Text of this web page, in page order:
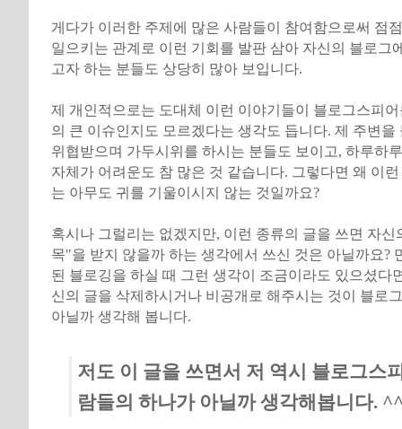
게다가 이러한 주제에 많은 사람들이 참여함으로써 점
일으키는 관계로 이런 기회를 발판 삼아 자신의 블로그
고자 하는 분들도 상당히 많아 보입니다.
제 개인적으로는 도대체 이런 이야기들이 블로그스피
의 큰 이슈인지도 모르겠다는 생각도 듭니다. 제 주변을
위협받으며 가두시위를 하시는 분들도 보이고, 하루하
자체가 어려운도 참 많은 것 같습니다. 그렇다면 왜 이
는 아무도 귀를 기울이시지 않는 것일까요?
혹시나 그럴리는 없겠지만, 이런 종류의 글을 쓰면 자신
목"을 받지 않을까 하는 생각에서 쓰신 것은 아닐까요?
된 블로깅을 하실 때 그런 생각이 조금이라도 있으셨다
신의 글을 삭제하시거나 비공개로 해주시는 것이 블로
아닐까 생각해 봅니다.
저도 이 글을 쓰면서 저 역시 블로그스
람들의 하나가 아닐까 생각해봅니다.